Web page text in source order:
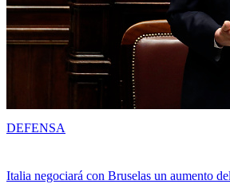
Italia negociará con Bruselas un aumento
DEFENSA